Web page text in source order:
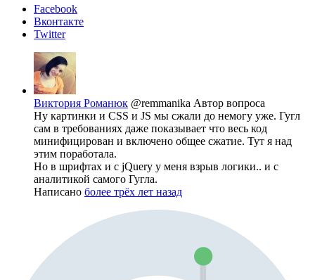
Facebook
Вконтакте
Twitter
Виктория Романюк @remmanika Автор вопроса
Ну картинки и CSS и JS мы сжали до немогу уже. Гугл
сам в требованиях даже показывает что весь код
минифицирован и включено общее сжатие. Тут я над
этим поработала.
Но в шрифтах и с jQuery у меня взрыв логики.. и с
аналитикой самого Гугла.
Написано более трёх лет назад